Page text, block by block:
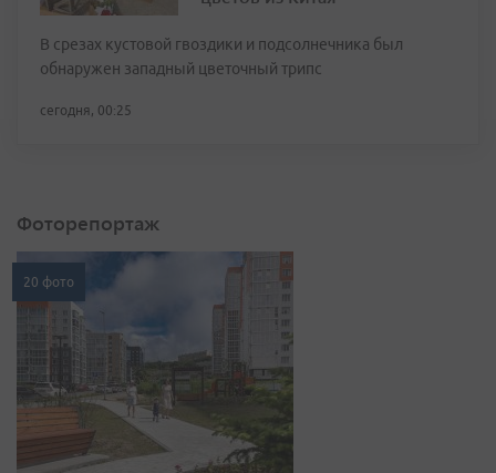
В срезах кустовой гвоздики и подсолнечника был
обнаружен западный цветочный трипс
сегодня, 00:25
Фоторепортаж
20 фото